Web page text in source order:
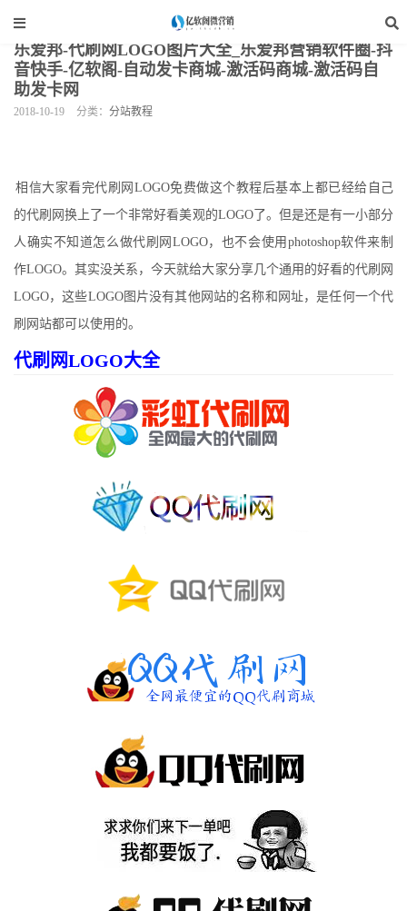
当前位置： 网站装修 > 分站教程
乐爱邦-代刷网LOGO图片大全_乐爱邦营销软件圈-抖
音快手-亿软阁-自动发卡商城-激活码商城-激活码自
助发卡网
2018-10-19 分类： 分站教程
相信大家看完代刷网LOGO免费做这个教程后基本上都已经给自己
的代刷网换上了一个非常好看美观的LOGO了。但是还是有一小部分
人确实不知道怎么做代刷网LOGO，也不会使用photoshop软件来制
作LOGO。其实没关系，今天就给大家分享几个通用的好看的代刷网
LOGO，这些LOGO图片没有其他网站的名称和网址，是任何一个代
刷网站都可以使用的。
代刷网LOGO大全